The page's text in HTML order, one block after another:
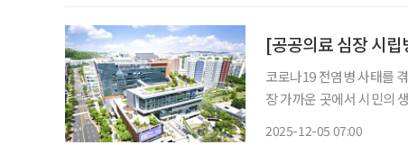
[공공의료 심장 시
코로나19 전염병 사태를
장 가까운 곳에서 시민의
2025-12-05 07:00